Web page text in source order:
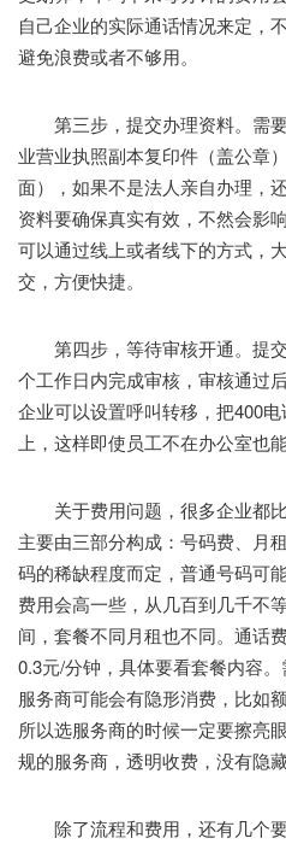
自己企业的实际通话情况来定，
避免浪费或者不够用。
第三步，提交办理资料。需
业营业执照副本复印件（盖公章
面），如果不是法人亲自办理，
资料要确保真实有效，不然会影
可以通过线上或者线下的方式，
交，方便快捷。
第四步，等待审核开通。提
个工作日内完成审核，审核通过
企业可以设置呼叫转移，把400
上，这样即使员工不在办公室也
关于费用问题，很多企业都比
主要由三部分构成：号码费、月
码的稀缺程度而定，普通号码可
费用会高一些，从几百到几千不
间，套餐不同月租也不同。通话
0.3元/分钟，具体要看套餐内容
服务商可能会有隐形消费，比如
所以选服务商的时候一定要擦亮
规的服务商，透明收费，没有隐藏
除了流程和费用，还有几个